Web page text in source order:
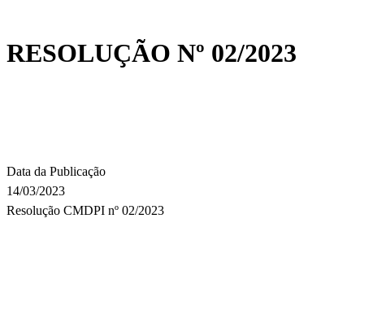
RESOLUÇÃO Nº 02/2023
Data da Publicação
14/03/2023
Resolução CMDPI nº 02/2023